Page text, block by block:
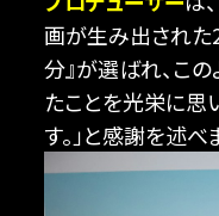
画が生み出された
分』が選ばれ、こ
たことを光栄に思
す。」と感謝を述べ